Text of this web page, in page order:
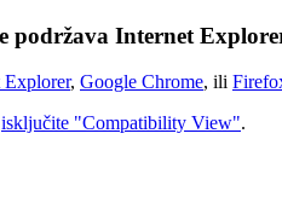
podržava Internet
Explorer, Google Chrome, ili
isključite "Compatibility View".